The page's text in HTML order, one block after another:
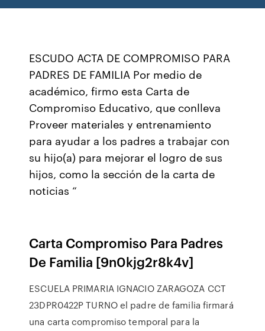
ESCUDO ACTA DE COMPROMISO PARA
PADRES DE FAMILIA Por medio de
académico, firmo esta Carta de
Compromiso Educativo, que conlleva
Proveer materiales y entrenamiento
para ayudar a los padres a trabajar con
su hijo(a) para mejorar el logro de sus
hijos, como la sección de la carta de
noticias “
Carta Compromiso Para Padres
De Familia [9n0kjg2r8k4v]
ESCUELA PRIMARIA IGNACIO ZARAGOZA CCT
23DPR0422P TURNO el padre de familia firmará
una carta compromiso temporal para la